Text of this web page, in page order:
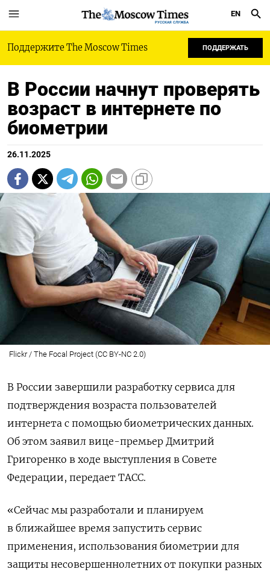
РУССКАЯ СЛУЖБА
EN
Поддержите The Moscow Times ПОДДЕРЖАТЬ
В России начнут проверять
возраст в интернете по
биометрии
26.11.2025
Flickr / The Focal Project (CC BY-NC 2.0)
В России завершили разработку сервиса для
подтверждения возраста пользователей
интернета с помощью биометрических данных.
Об этом заявил вице-премьер Дмитрий
Григоренко в ходе выступления в Совете
Федерации, передает ТАСС.
«Сейчас мы разработали и планируем
в ближайшее время запустить сервис
применения, использования биометрии для
защиты несовершеннолетних от покупки разных